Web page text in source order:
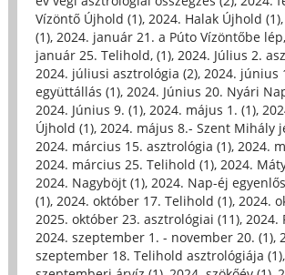
Vízöntő Újhold (1), 2024. Halak Újhold (1),
(1), 2024. január 21. a Púto Vízöntőbe
január 25. Telihold, (1), 2024. Július 2.
2024. júliusi asztrológia (2), 2024. június
együttállás (1), 2024. Június 20. Nyári
2024. Június 9. (1), 2024. május 1. (1),
Újhold (1), 2024. május 8.- Szent Mihály
2024. március 15. asztrológia (1), 2024.
2024. március 25. Telihold (1), 2024.
2024. Nagyböjt (1), 2024. Nap-éj
(1), 2024. október 17. Telihold (1), 2024.
2025. október 23. asztrológiai (11), 2024.
2024. szeptember 1. - november 20. (1),
szeptember 18. Telihold asztrológiája (1),